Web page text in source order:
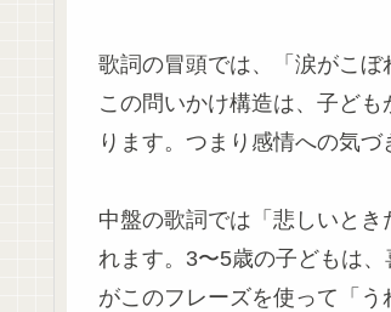
歌詞の冒頭では、「涙がこぼ
この問いかけ構造は、子ど
ります。つまり感情への気づ
中盤の歌詞では「悲しいと
れます。3〜5歳の子どもは
がこのフレーズを使って「